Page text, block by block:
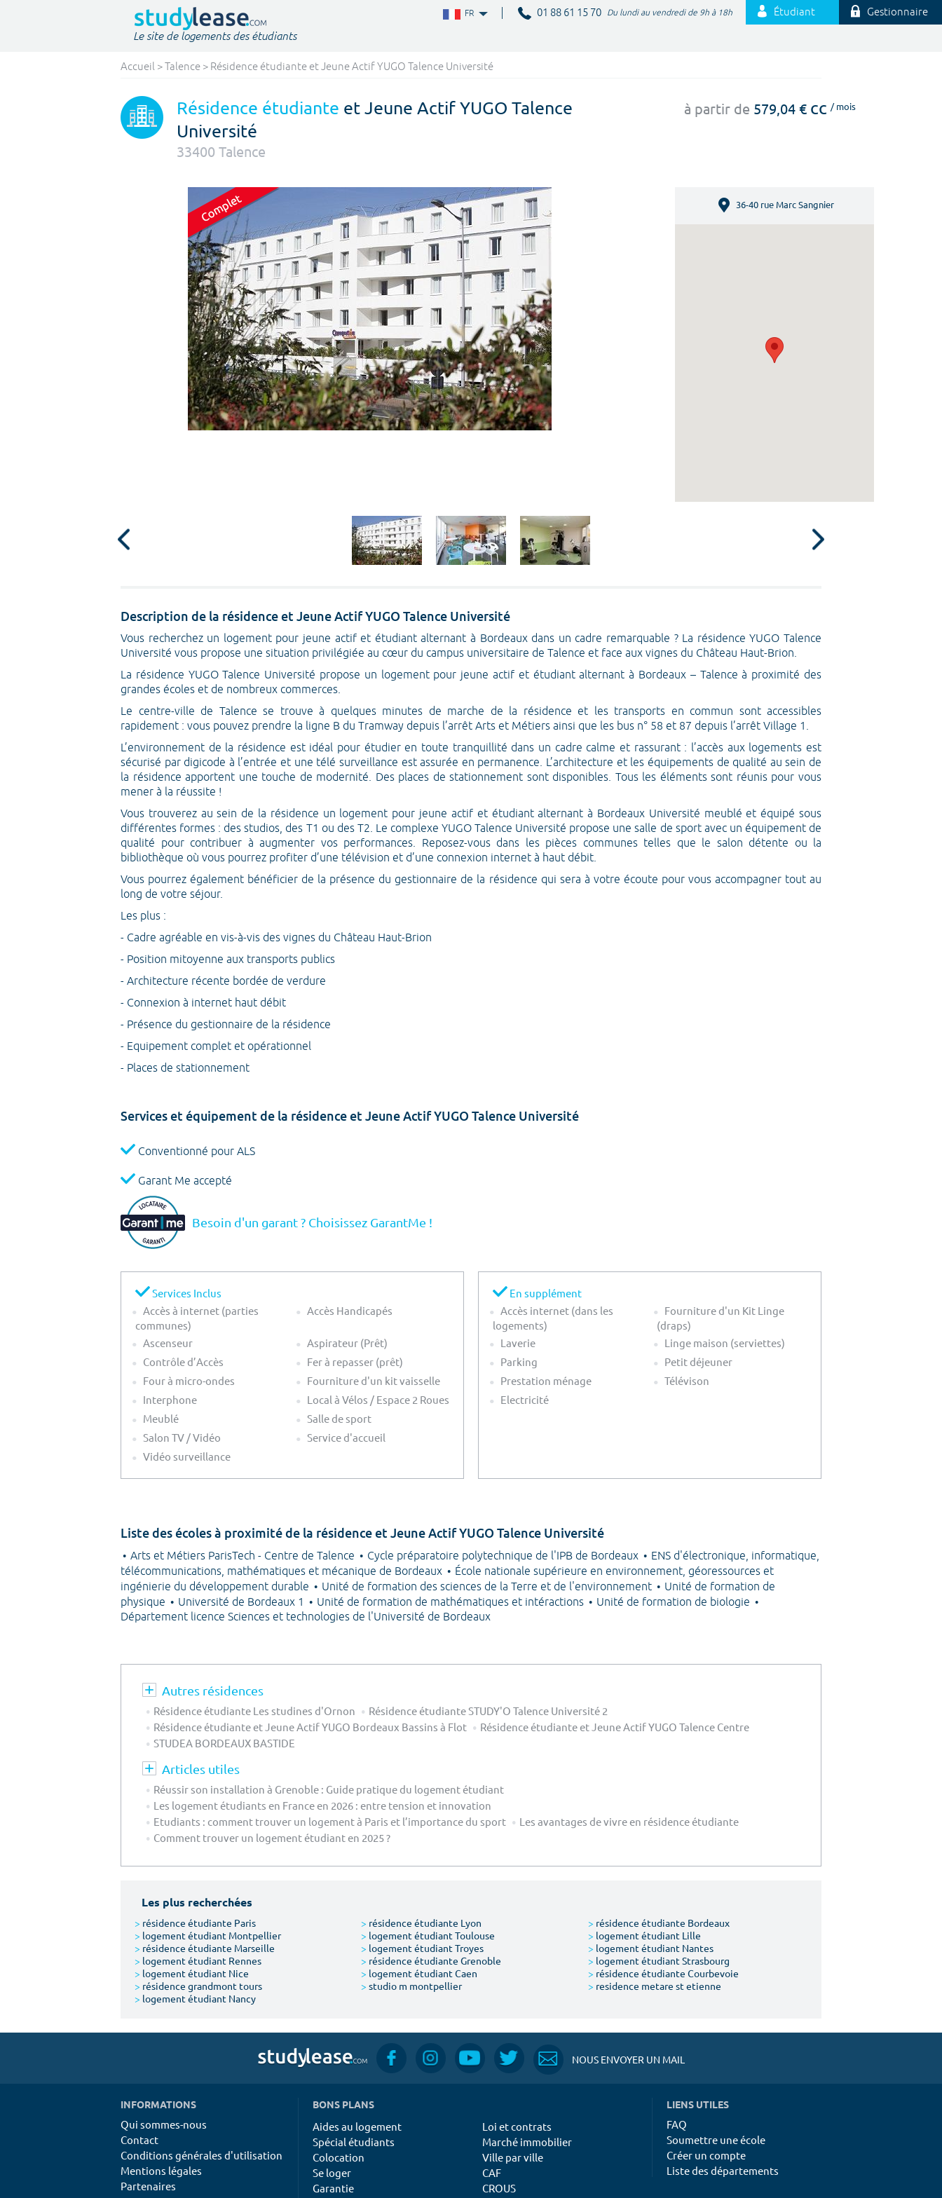
FR 01 88 61 15 70 Du lundi au vendredi de 9h à 18h Étudiant Gestionnaire
Le site de logements des étudiants
Accueil >Talence > Résidence étudiante et Jeune Actif YUGO Talence Université
Résidence étudiante et Jeune Actif YUGO Talence
Université
33400 Talence
à partir de 579,04 € cc / mois
36-40 rue Marc Sangnier
Description de la résidence et Jeune Actif YUGO Talence Université
Vous recherchez un logement pour jeune actif et étudiant alternant à Bordeaux dans un cadre remarquable ? La résidence YUGO Talence
Université vous propose une situation privilégiée au cœur du campus universitaire de Talence et face aux vignes du Château Haut-Brion.
La résidence YUGO Talence Université propose un logement pour jeune actif et étudiant alternant à Bordeaux – Talence à proximité des
grandes écoles et de nombreux commerces.
Le centre-ville de Talence se trouve à quelques minutes de marche de la résidence et les transports en commun sont accessibles
rapidement : vous pouvez prendre la ligne B du Tramway depuis l’arrêt Arts et Métiers ainsi que les bus n° 58 et 87 depuis l’arrêt Village 1.
L’environnement de la résidence est idéal pour étudier en toute tranquillité dans un cadre calme et rassurant : l’accès aux logements est
sécurisé par digicode à l’entrée et une télé surveillance est assurée en permanence. L’architecture et les équipements de qualité au sein de
la résidence apportent une touche de modernité. Des places de stationnement sont disponibles. Tous les éléments sont réunis pour vous
mener à la réussite !
Vous trouverez au sein de la résidence un logement pour jeune actif et étudiant alternant à Bordeaux Université meublé et équipé sous
différentes formes : des studios, des T1 ou des T2. Le complexe YUGO Talence Université propose une salle de sport avec un équipement de
qualité pour contribuer à augmenter vos performances. Reposez-vous dans les pièces communes telles que le salon détente ou la
bibliothèque où vous pourrez profiter d’une télévision et d’une connexion internet à haut débit.
Vous pourrez également bénéficier de la présence du gestionnaire de la résidence qui sera à votre écoute pour vous accompagner tout au
long de votre séjour.
Les plus :
- Cadre agréable en vis-à-vis des vignes du Château Haut-Brion
- Position mitoyenne aux transports publics
- Architecture récente bordée de verdure
- Connexion à internet haut débit
- Présence du gestionnaire de la résidence
- Equipement complet et opérationnel
- Places de stationnement
Services et équipement de la résidence et Jeune Actif YUGO Talence Université
Conventionné pour ALS
Garant Me accepté
Besoin d'un garant ? Choisissez GarantMe !
Services Inclus
Accès à internet (parties
communes)
Accès Handicapés
Ascenseur
Aspirateur (Prêt)
Contrôle d’Accès
Fer à repasser (prêt)
Four à micro-ondes
Fourniture d'un kit vaisselle
Interphone
Local à Vélos / Espace 2 Roues
Meublé
Salle de sport
Salon TV / Vidéo
Service d'accueil
Vidéo surveillance
En supplément
Accès internet (dans les
logements)
Fourniture d'un Kit Linge
(draps)
Laverie
Linge maison (serviettes)
Parking
Petit déjeuner
Prestation ménage
Télévison
Electricité
Liste des écoles à proximité de la résidence et Jeune Actif YUGO Talence Université
Arts et Métiers ParisTech - Centre de Talence Cycle préparatoire polytechnique de l'IPB de Bordeaux
ENS d'électronique, informatique,
télécommunications, mathématiques et mécanique de Bordeaux
École nationale supérieure en environnement, géoressources et
ingénierie du développement durable
Unité de formation des sciences de la Terre et de l'environnement
Unité de formation de
physique
Université de Bordeaux 1 Unité de formation de mathématiques et intéractions
Unité de formation de biologie
Département licence Sciences et technologies de l'Université de Bordeaux
Autres résidences
Résidence étudiante Les studines d'Ornon
Résidence étudiante STUDY'O Talence Université 2
Résidence étudiante et Jeune Actif YUGO Bordeaux Bassins à Flot
Résidence étudiante et Jeune Actif YUGO Talence Centre
STUDEA BORDEAUX BASTIDE
Articles utiles
Réussir son installation à Grenoble : Guide pratique du logement étudiant
Les logement étudiants en France en 2026 : entre tension et innovation
Etudiants : comment trouver un logement à Paris et l’importance du sport
Les avantages de vivre en résidence étudiante
Comment trouver un logement étudiant en 2025 ?
Les plus recherchées
> résidence étudiante Paris > résidence étudiante Lyon > résidence étudiante Bordeaux
> logement étudiant Montpellier > logement étudiant Toulouse > logement étudiant Lille
> résidence étudiante Marseille > logement étudiant Troyes > logement étudiant Nantes
> logement étudiant Rennes > résidence étudiante Grenoble > logement étudiant Strasbourg
> logement étudiant Nice > logement étudiant Caen > résidence étudiante Courbevoie
> résidence grandmont tours > studio m montpellier > residence metare st etienne
> logement étudiant Nancy
NOUS ENVOYER UN MAIL
INFORMATIONS
Qui sommes-nous
Contact
Conditions générales d'utilisation
Mentions légales
Partenaires
BONS PLANS
Aides au logement
Spécial étudiants
Colocation
Se loger
Garantie
Loi et contrats
Marché immobilier
Ville par ville
CAF
CROUS
LIENS UTILES
FAQ
Soumettre une école
Créer un compte
Liste des départements